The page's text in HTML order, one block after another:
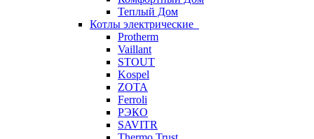
Теплый Дом
Котлы электрические
Protherm
Vaillant
STOUT
Kospel
ZOTA
Ferroli
РЭКО
SAVITR